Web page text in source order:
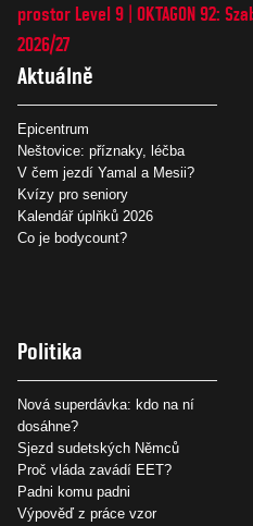
prostor Level 9 OKTAGON 92:
2026/27
Aktuálně
Epicentrum
Neštovice: příznaky, léčba
V čem jezdí Yamal a Mesii?
Kvízy pro seniory
Kalendář úplňků 2026
Co je bodycount?
Politika
Nová superdávka: kdo na ní
dosáhne?
Sjezd sudetských Němců
Proč vláda zavádí EET?
Padni komu padni
Výpověď z práce vzor